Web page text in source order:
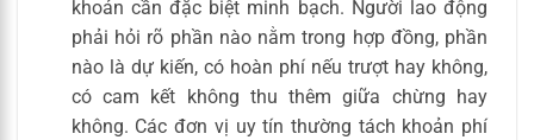
khoản cần đặc biệt minh bạch. Người lao động
phải hỏi rõ phần nào nằm trong hợp đồng, phần
nào là dự kiến, có hoàn phí nếu trượt hay không,
có cam kết không thu thêm giữa chừng hay
không. Các đơn vị uy tín thường tách khoản phí